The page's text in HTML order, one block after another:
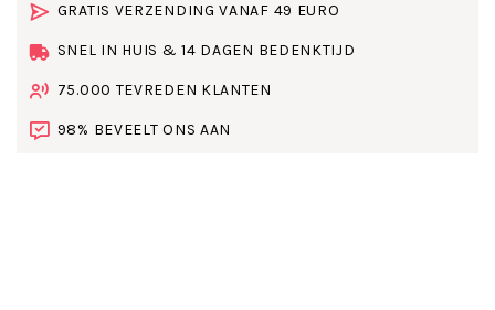
GRATIS VERZENDING VANAF 49 EURO
SNEL IN HUIS & 14 DAGEN BEDENKTIJD
75.000 TEVREDEN KLANTEN
98% BEVEELT ONS AAN